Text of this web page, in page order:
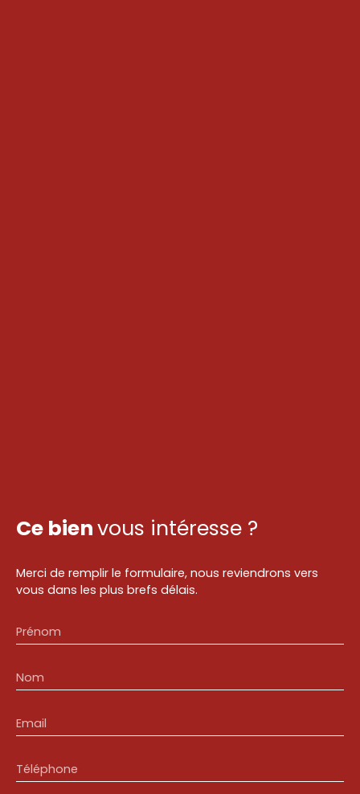
Ce bienvous intéresse ?
Merci de remplir le formulaire, nous reviendrons vers
vous dans les plus brefs délais.
Prénom
Nom
Email
Téléphone